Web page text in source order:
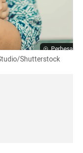
Perbesar
Shutterstock